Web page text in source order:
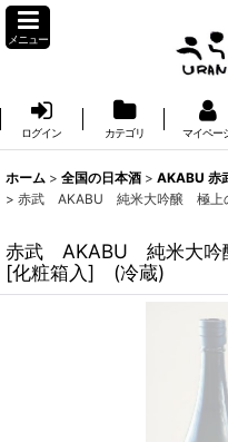
メニュー
ログイン カテゴリ マイペー
ホーム > 全国の日本酒 > AKABU 赤
> 赤武 AKABU 純米大吟醸 極
赤武 AKABU 純米大
[化粧箱入] (冷蔵)